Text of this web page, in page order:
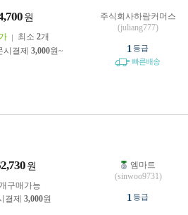
원
최소 2개
시결제 3,000원~
주식회사하람커머스
(juliang777)
1 등급
빠른배송
원
구매가능
결제 3,000원
엠마트
(sinwoo9731)
1 등급